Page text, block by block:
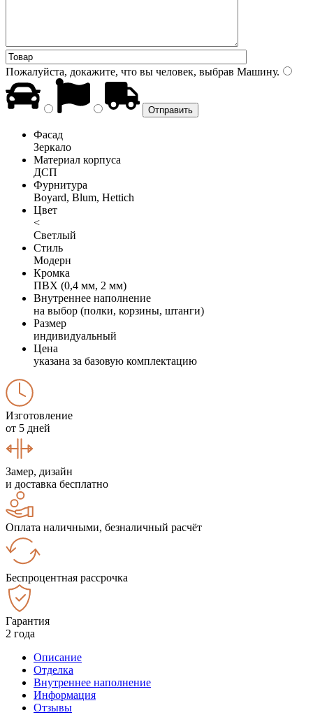
Пожалуйста, докажите, что вы человек, выбрав Машину.
Фасад
Зеркало
Материал корпуса
ДСП
Фурнитура
Boyard, Blum, Hettich
Цвет
<
Светлый
Стиль
Модерн
Кромка
ПВХ (0,4 мм, 2 мм)
Внутреннее наполнение
на выбор (полки, корзины, штанги)
Размер
индивидуальный
Цена
указана за базовую комплектацию
Изготовление
от 5 дней
Замер, дизайн
и доставка бесплатно
Оплата наличными, безналичный расчёт
Беспроцентная рассрочка
Гарантия
2 года
Описание
Отделка
Внутреннее наполнение
Информация
Отзывы